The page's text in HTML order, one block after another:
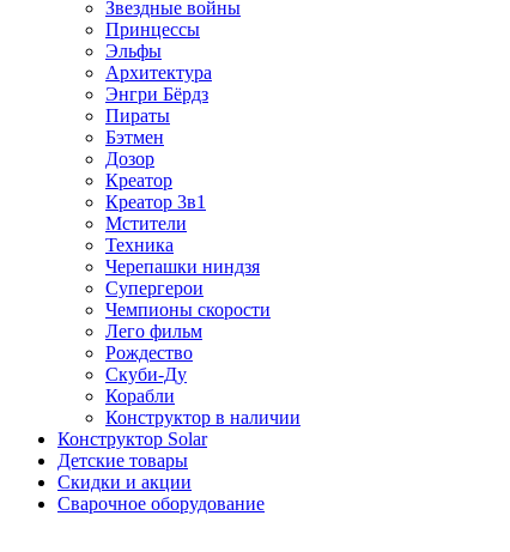
Звездные войны
Принцессы
Эльфы
Архитектура
Энгри Бёрдз
Пираты
Бэтмен
Дозор
Креатор
Креатор 3в1
Мстители
Техника
Черепашки ниндзя
Супергерои
Чемпионы скорости
Лего фильм
Рождество
Скуби-Ду
Корабли
Конструктор в наличии
Конструктор Solar
Детские товары
Скидки и акции
Сварочное оборудование